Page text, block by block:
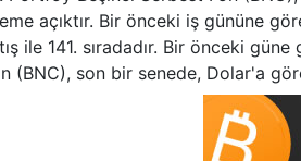
açıktır. Bir önceki iş gününe
ile 141. sıradadır. Bir önceki
(BNC), son bir senede, Dolar'a